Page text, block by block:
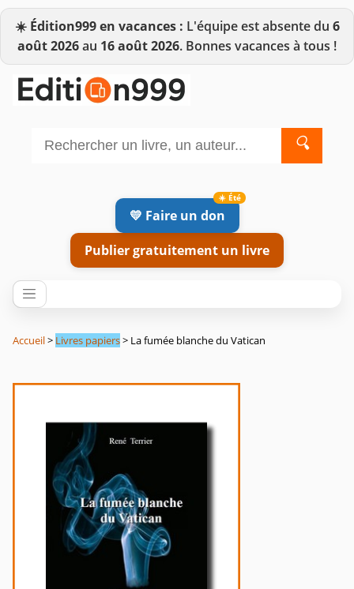
☀️ Édition999 en vacances : L'équipe est absente du 6
août 2026au 16 août 2026. Bonnes vacances à tous !
🔍
💛 Faire un don
Publier gratuitement un livre
Accueil> Livres papiers> La fumée blanche du Vatican